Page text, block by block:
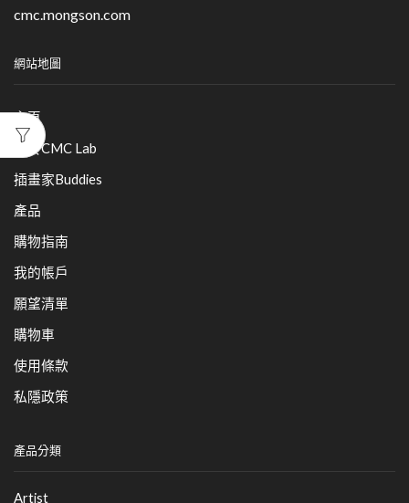
cmc.mongson.com
網站地圖
主頁
關於CMC Lab
插畫家Buddies
產品
購物指南
我的帳戶
願望清單
購物車
使用條款
私隱政策
產品分類
Artist